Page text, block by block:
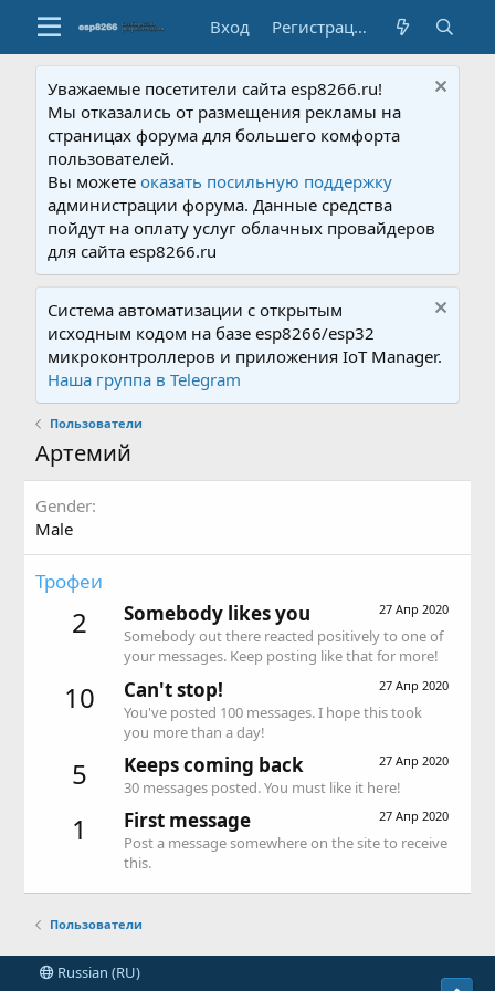
Вход Регистрация
Уважаемые посетители сайта esp8266.ru!
Мы отказались от размещения рекламы на
страницах форума для большего комфорта
пользователей.
Вы можетеоказать посильную поддержку
администрации форума. Данные средства
пойдут на оплату услуг облачных провайдеров
для сайта esp8266.ru
Система автоматизации с открытым
исходным кодом на базе esp8266/esp32
микроконтроллеров и приложения IoT Manager.
Наша группа в Telegram
Пользователи
Артемий
Gender
Male
Трофеи
2 27 Апр 2020
Somebody likes you
Somebody out there reacted positively to one of
your messages. Keep posting like that for more!
10 27 Апр 2020
Can't stop!
You've posted 100 messages. I hope this took
you more than a day!
5 27 Апр 2020
Keeps coming back
30 messages posted. You must like it here!
1 27 Апр 2020
First message
Post a message somewhere on the site to receive
this.
Пользователи
Russian (RU)